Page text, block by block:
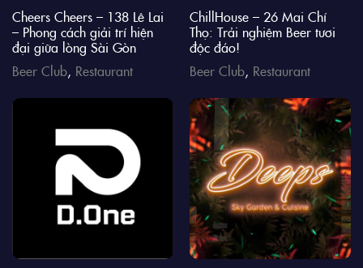
Cheers Cheers – 138 Lê Lai
– Phong cách giải trí hiện
đại giữa lòng Sài Gòn
Beer Club, Restaurant
ChillHouse – 26 Mai Chí
Thọ: Trải nghiệm Beer tươi
độc đáo!
Beer Club, Restaurant